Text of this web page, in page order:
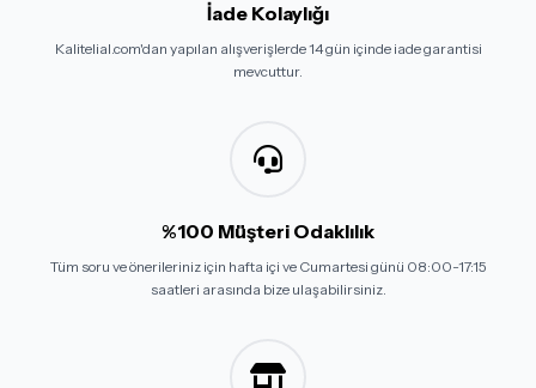
İade Kolaylığı
Kalitelial.com'dan yapılan alışverişlerde 14 gün içinde iade garantisi
mevcuttur.
%100 Müşteri Odaklılık
Tüm soru ve önerileriniz için hafta içi ve Cumartesi günü 08:00-17:15
saatleri arasında bize ulaşabilirsiniz.